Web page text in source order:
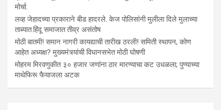
मोर्चा.
लव्ह जेहादच्या प्रकाराने बीड हादरले. केज पोलिसांनी मुलीला दिले मुलाच्या
ताब्यात.हिंदू समाजात तीव्र असंतोष
मोठी बातमी! समान नागरी कायद्याची तारीख ठरली! समिती स्थापन, कोण
आहेत अध्यक्ष? मुख्यमंत्र्यांची विधानसभेत मोठी घोषणी
मोहरम मिरवणुकीत ३० हजार जणांना ठार मारण्‍याचा कट उधळला; पुण्‍याच्‍या
माथेफिरू फैयाजला अटक